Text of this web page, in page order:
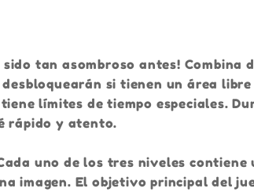
tan asombroso antes! Combina
si tienen un área
límites de tiempo especiales.
rápido y atento.
uno de los tres niveles contiene
imagen. El objetivo principal del